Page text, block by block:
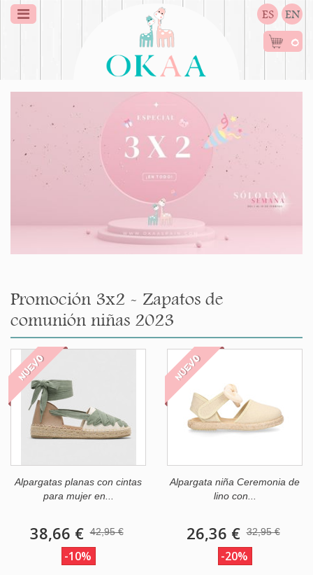
ES EN
0
Promoción 3x2 - Zapatos de
comunión niñas 2023
NUEVO
Alpargatas planas con cintas
para mujer en...
38,66 € 42,95 €
-10%
NUEVO
Alpargata niña Ceremonia de
lino con...
26,36 € 32,95 €
-20%